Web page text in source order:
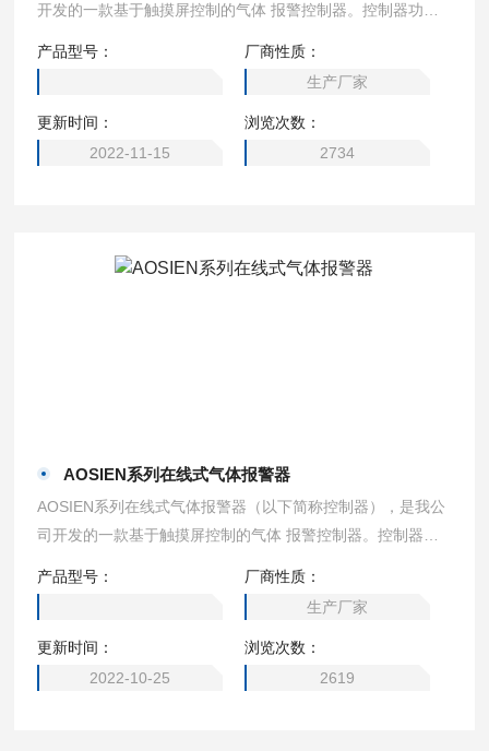
开发的一款基于触摸屏控制的气体 报警控制器。控制器功能
报警系统。
产品型号：
厂商性质：
生产厂家
更新时间：
2022-11-15
浏览次数：
2734
AOSIEN系列在线式气体报警器
AOSIEN系列在线式气体报警器（以下简称控制器），是我公
司开发的一款基于触摸屏控制的气体 报警控制器。控制器功
体 报警系统。
产品型号：
厂商性质：
生产厂家
更新时间：
2022-10-25
浏览次数：
2619